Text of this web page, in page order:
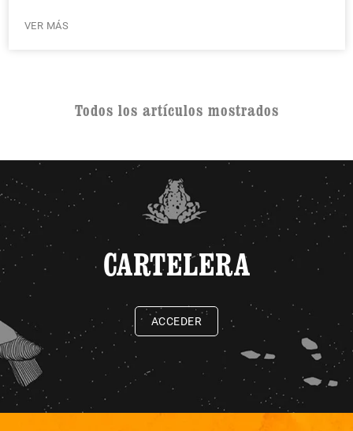
VER MÁS
Todos los artículos mostrados
CARTELERA
ACCEDER